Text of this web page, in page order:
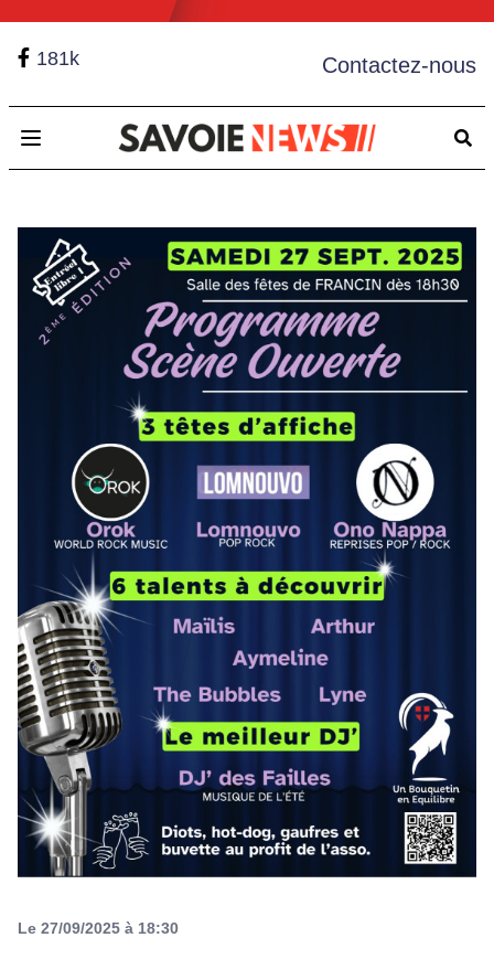
181k Contactez-nous
Open main menu
Le 27/09/2025 à 18:30